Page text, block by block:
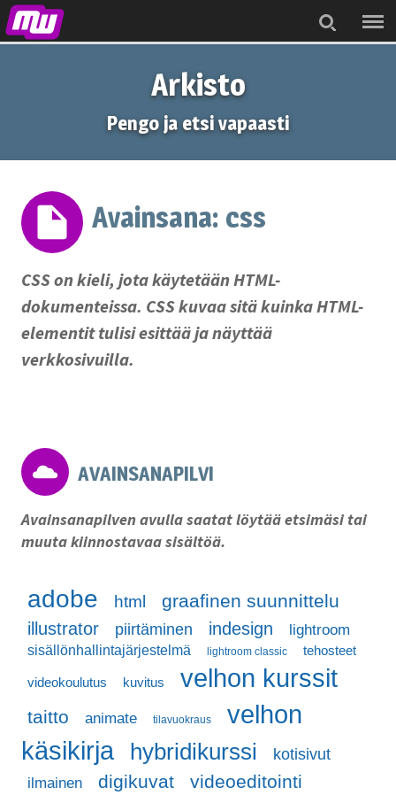
Arkisto
Pengo ja etsi vapaasti
Avainsana: css
CSS on kieli, jota käytetään HTML-
dokumenteissa. CSS kuvaa sitä kuinka HTML-
elementit tulisi esittää ja näyttää
verkkosivuilla.
AVAINSANAPILVI
Avainsanapilven avulla saatat löytää etsimäsi tai
muuta kiinnostavaa sisältöä.
adobe html graafinen suunnittelu
illustrator piirtäminen indesign lightroom
sisällönhallintajärjestelmä lightroom classic tehosteet
videokoulutus kuvitus velhon kurssit
taitto animate tilavuokraus
velhon
käsikirja
hybridikurssi kotisivut
ilmainen digikuvat videoeditointi